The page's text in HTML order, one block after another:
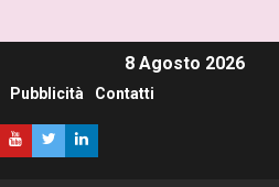
8 Agosto 2026
Pubblicità Contatti